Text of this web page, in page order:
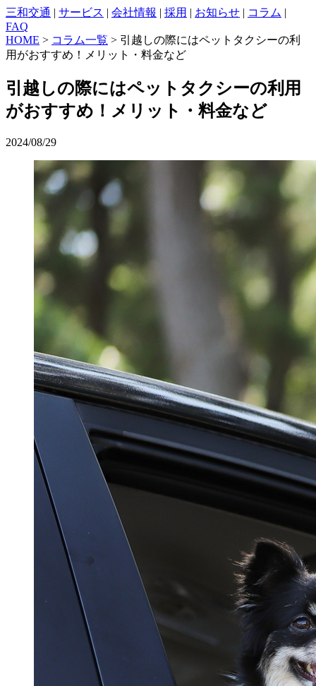
三和交通 | サービス | 会社情報 | 採用 | お知らせ | コラム |
FAQ
HOME > コラム一覧 > 引越しの際にはペットタクシーの利
用がおすすめ！メリット・料金など
引越しの際にはペットタクシーの利用
がおすすめ！メリット・料金など
2024/08/29